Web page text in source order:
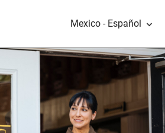
Mexico - Español